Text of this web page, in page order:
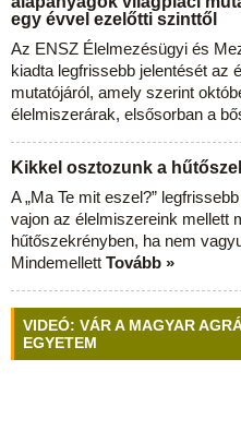
egy évvel ezelőtti szinttől
Az ENSZ Élelmezésügyi és
kiadta legfrissebb jelentését az
mutatójáról, amely szerint
élelmiszerárak, elsősorban a
Kikkel osztozunk a
A „Ma Te mit eszel?”
vajon az élelmiszereink mellett
hűtőszekrényben, ha nem
Mindemellett Tovább »
VIDEÓ: VÁR A MAGYAR
EGYETEM